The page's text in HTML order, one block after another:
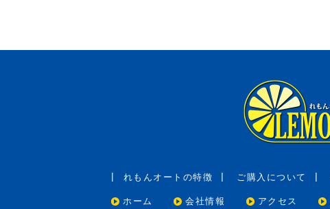
れもんオートの特徴 ご購入について
ホーム 会社情報 アクセス